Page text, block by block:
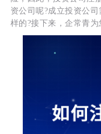
资公司呢?成立投资公
样的?接下来，企常青为